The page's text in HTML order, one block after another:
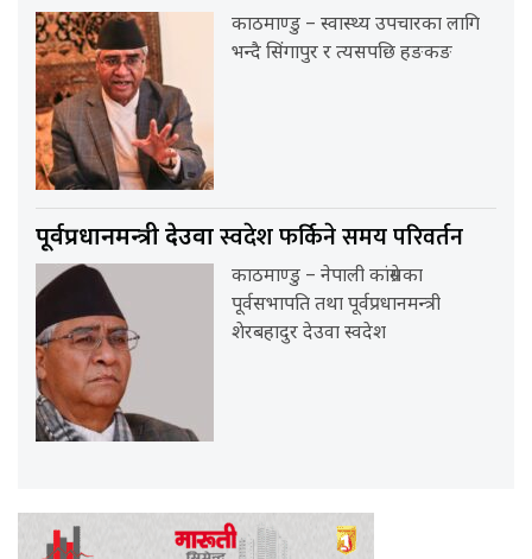
काठमाण्डु – स्वास्थ्य उपचारका लागि
भन्दै सिंगापुर र त्यसपछि हङकङ
पूर्वप्रधानमन्त्री देउवास्वदेश फर्किने समय परिवर्तन
काठमाण्डु – नेपाली कांग्रेसका
पूर्वसभापति तथा पूर्वप्रधानमन्त्री
शेरबहादुर देउवा स्वदेश